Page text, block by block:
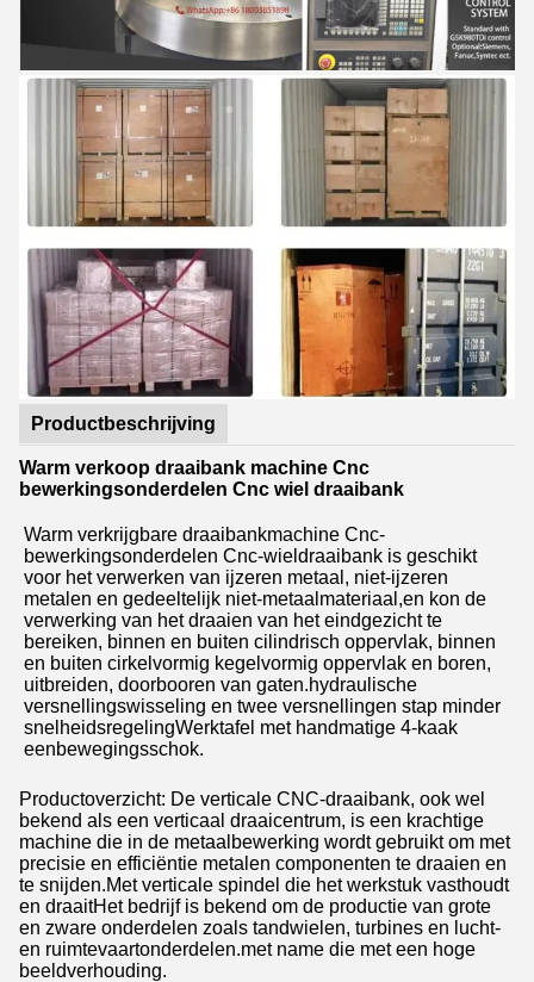
Productbeschrijving
Warm verkoop draaibank machine Cnc
bewerkingsonderdelen Cnc wiel draaibank
Warm verkrijgbare draaibankmachine Cnc-
bewerkingsonderdelen Cnc-wieldraaibank is geschikt
voor het verwerken van ijzeren metaal, niet-ijzeren
metalen en gedeeltelijk niet-metaalmateriaal,en kon de
verwerking van het draaien van het eindgezicht te
bereiken, binnen en buiten cilindrisch oppervlak, binnen
en buiten cirkelvormig kegelvormig oppervlak en boren,
uitbreiden, doorbooren van gaten.hydraulische
versnellingswisseling en twee versnellingen stap minder
snelheidsregelingWerktafel met handmatige 4-kaak
eenbewegingsschok.
Productoverzicht: De verticale CNC-draaibank, ook wel
bekend als een verticaal draaicentrum, is een krachtige
machine die in de metaalbewerking wordt gebruikt om met
precisie en efficiëntie metalen componenten te draaien en
te snijden.Met verticale spindel die het werkstuk vasthoudt
en draaitHet bedrijf is bekend om de productie van grote
en zware onderdelen zoals tandwielen, turbines en lucht-
en ruimtevaartonderdelen.met name die met een hoge
beeldverhouding.